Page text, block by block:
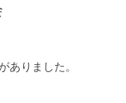
ありました。